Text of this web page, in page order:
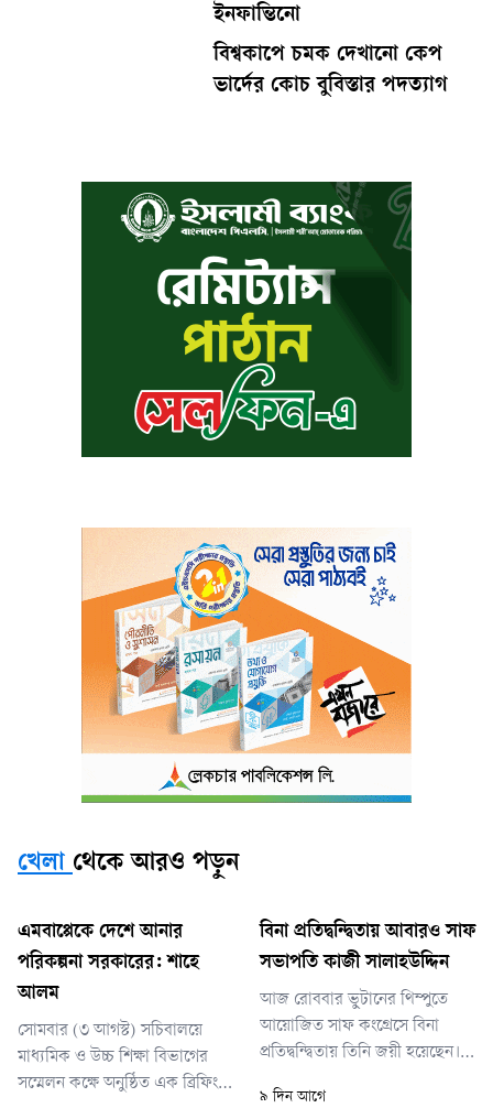
ইনফান্তিনো
বিশ্বকাপে চমক দেখানো কেপ
ভার্দের কোচ বুবিস্তার পদত্যাগ
খেলা থেকে আরও পড়ুন
এমবাপ্পেকে দেশে আনার
পরিকল্পনা সরকারের: শাহে
আলম
সোমবার (৩ আগস্ট) সচিবালয়ে
মাধ্যমিক ও উচ্চ শিক্ষা বিভাগের
সম্মেলন কক্ষে অনুষ্ঠিত এক ব্রিফিংয়ে
বিনা প্রতিদ্বন্দ্বিতায় আবারও সাফ
সভাপতি কাজী সালাহউদ্দিন
আজ রোববার ভুটানের থিম্পুতে
আয়োজিত সাফ কংগ্রেসে বিনা
প্রতিদ্বন্দ্বিতায় তিনি জয়ী হয়েছেন।
৯ দিন আগে